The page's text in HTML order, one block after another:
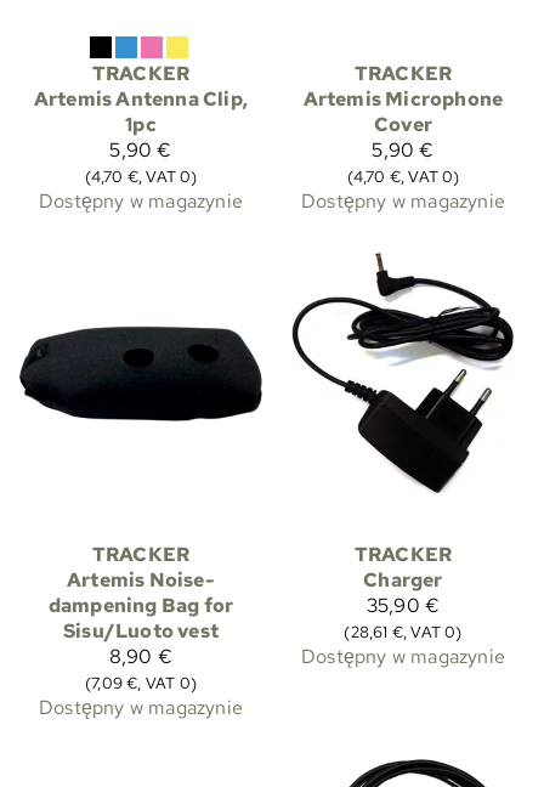
TRACKER
Artemis Antenna Clip,
1pc
5,90 €
(4,70 €, VAT 0)
Dostępny w magazynie
TRACKER
Artemis Microphone
Cover
5,90 €
(4,70 €, VAT 0)
Dostępny w magazynie
TRACKER
Artemis Noise-
dampening Bag for
Sisu/Luoto vest
8,90 €
(7,09 €, VAT 0)
Dostępny w magazynie
TRACKER
Charger
35,90 €
(28,61 €, VAT 0)
Dostępny w magazynie